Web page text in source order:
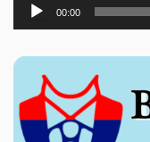
00:00